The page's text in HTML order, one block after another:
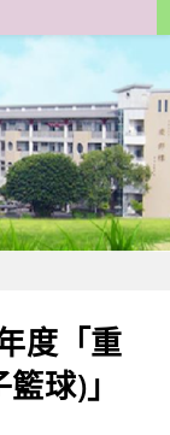
度「重
球)」